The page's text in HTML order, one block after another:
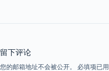
留下评论
您的邮箱地址不会被公开。 必填项已用